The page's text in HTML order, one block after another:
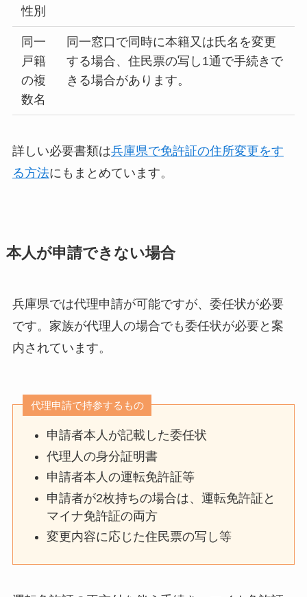
性別
同一
戸籍
の複
数名
同一窓口で同時に本籍又は氏名を変更
する場合、住民票の写し1通で手続きで
きる場合があります。
詳しい必要書類は兵庫県で免許証の住所変更をす
る方法にもまとめています。
本人が申請できない場合
兵庫県では代理申請が可能ですが、委任状が必要
です。家族が代理人の場合でも委任状が必要と案
内されています。
代理申請で持参するもの
申請者本人が記載した委任状
代理人の身分証明書
申請者本人の運転免許証等
申請者が2枚持ちの場合は、運転免許証と
マイナ免許証の両方
変更内容に応じた住民票の写し等